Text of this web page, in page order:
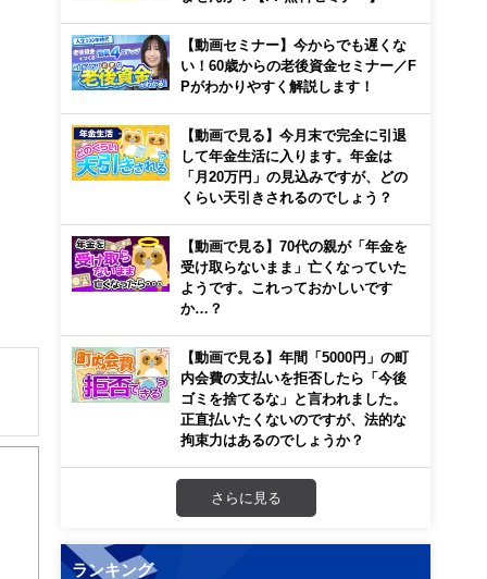
【動画セミナー】今からでも遅くな
い！60歳からの老後資金セミナー／F
Pがわかりやすく解説します！
【動画で見る】今月末で完全に引退
して年金生活に入ります。年金は
「月20万円」の見込みですが、どの
くらい天引きされるのでしょう？
【動画で見る】70代の親が「年金を
受け取らないまま」亡くなっていた
ようです。これっておかしいです
か…？
【動画で見る】年間「5000円」の町
内会費の支払いを拒否したら「今後
ゴミを捨てるな」と言われました。
正直払いたくないのですが、法的な
拘束力はあるのでしょうか？
さらに見る
ランキング